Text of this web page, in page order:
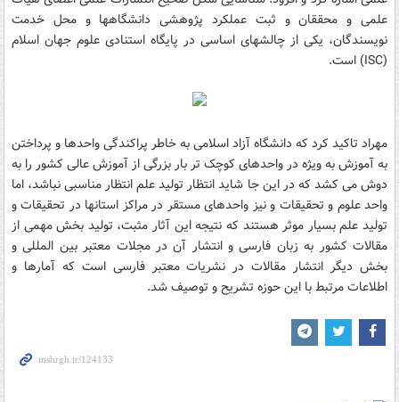
علمی و محققان و ثبت عملکرد پژوهشی دانشگاهها و محل خدمت
نویسندگان، یکی از چالشهای اساسی در پایگاه استنادی علوم جهان اسلام
(ISC) است.
مهراد تاکید کرد که دانشگاه آزاد اسلامی به خاطر پراکندگی واحدها و پرداختن
به آموزش به ویژه در واحدهای کوچک تر بار بزرگی از آموزش عالی کشور را به
دوش می کشد که در این جا شاید انتظار تولید علم انتظار مناسبی نباشد، اما
واحد علوم و تحقیقات و نیز واحدهای مستقر در مراکز استانها در تحقیقات و
تولید علم بسیار موثر هستند که نتیجه این آثار مثبت، تولید بخش مهمی از
مقالات کشور به زبان فارسی و انتشار آن در مجلات معتبر بین المللی و
بخش دیگر انتشار مقالات در نشریات معتبر فارسی است که آمارها و
اطلاعات مرتبط با این حوزه تشریح و توصیف شد.